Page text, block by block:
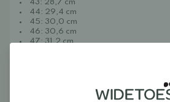
43: 28,7 cm
44: 29,4 cm
45: 30,0 cm
46: 30,6 cm
47: 31,2 cm